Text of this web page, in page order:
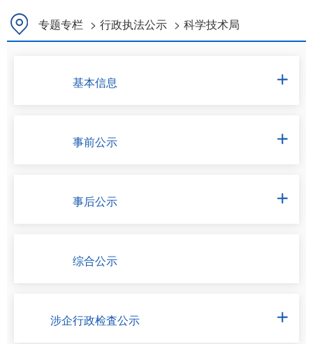
专题专栏 > 行政执法公示 > 科学技术局
基本信息 
事前公示 
事后公示 
综合公示
涉企行政检査公示 